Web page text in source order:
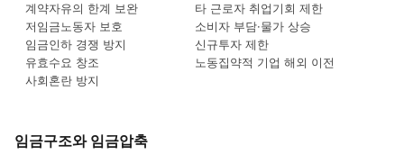
계약자유의 한계 보완
저임금노동자 보호
임금인하 경쟁 방지
유효수요 창조
사회혼란 방지
타 근로자 취업기회 제한
소비자 부담·물가 상승
신규투자 제한
노동집약적 기업 해외 이전
임금구조와 임금압축